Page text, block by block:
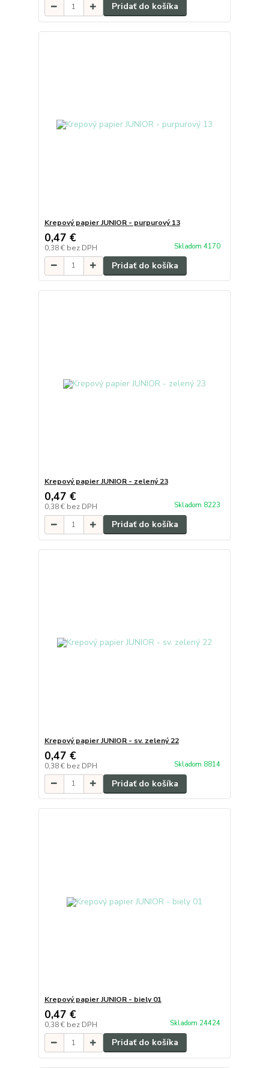
Pridať do košíka
Krepový papier JUNIOR - purpurový 13
0,47 €
0,38 € bez DPH Skladom 4170
Pridať do košíka
Krepový papier JUNIOR - zelený 23
0,47 €
0,38 € bez DPH Skladom 8223
Pridať do košíka
Krepový papier JUNIOR - sv. zelený 22
0,47 €
0,38 € bez DPH Skladom 8814
Pridať do košíka
Krepový papier JUNIOR - biely 01
0,47 €
0,38 € bez DPH Skladom 24424
Pridať do košíka